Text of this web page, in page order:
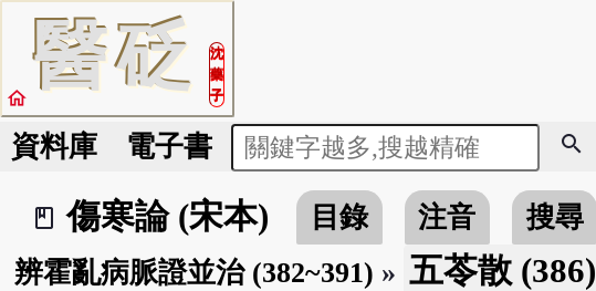
醫砭
沈
藥
子
home
資料庫 電子書 search
book_2
傷寒論 (宋本) 目錄 注音 搜尋
辨霍亂病脈證並治 (382~391) » 五苓散 (386)